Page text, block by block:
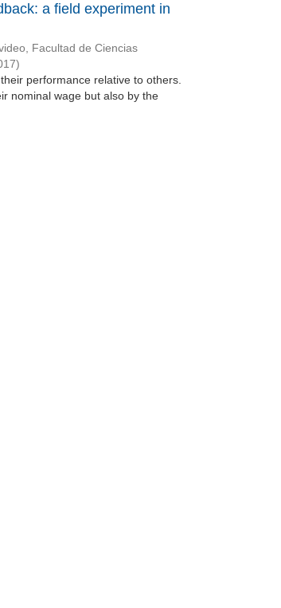
a field experiment in
Facultad de Ciencias
)
performance relative to others.
nominal wage but also by the